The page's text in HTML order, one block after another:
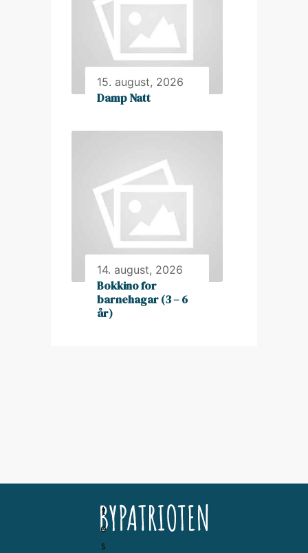
15. august, 2026
Damp Natt
14. august, 2026
Bokkino for
barnehagar (3 – 6
år)